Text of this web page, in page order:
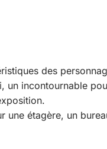
des
un incontournable
étagère, un